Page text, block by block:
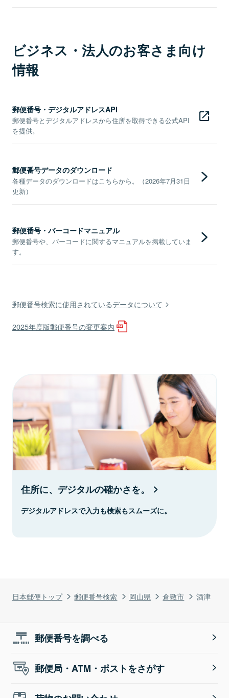
日本郵便トップ 郵便番号検索 岡山県 倉敷市 酒津
ビジネス・法人のお客さま向け
情報
郵便番号・デジタルアドレスAPI
郵便番号とデジタルアドレスから住所を取得できる公式API
を提供。
郵便番号データのダウンロード
各種データのダウンロードはこちらから。（2026年7月31日
更新）
郵便番号・バーコードマニュアル
郵便番号や、バーコードに関するマニュアルを掲載していま
す。
郵便番号検索に使用されているデータについて
2025年度版郵便番号の変更案内
住所に、デジタルの確かさを。
デジタルアドレスで入力も検索もスムーズに。
郵便番号を調べる
郵便局・ATM・ポストをさがす